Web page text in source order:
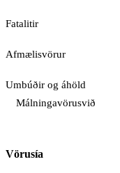
Fatalitir
Afmælisvörur
Umbúðir og áhöld
Málningavörusvið
Vörusía